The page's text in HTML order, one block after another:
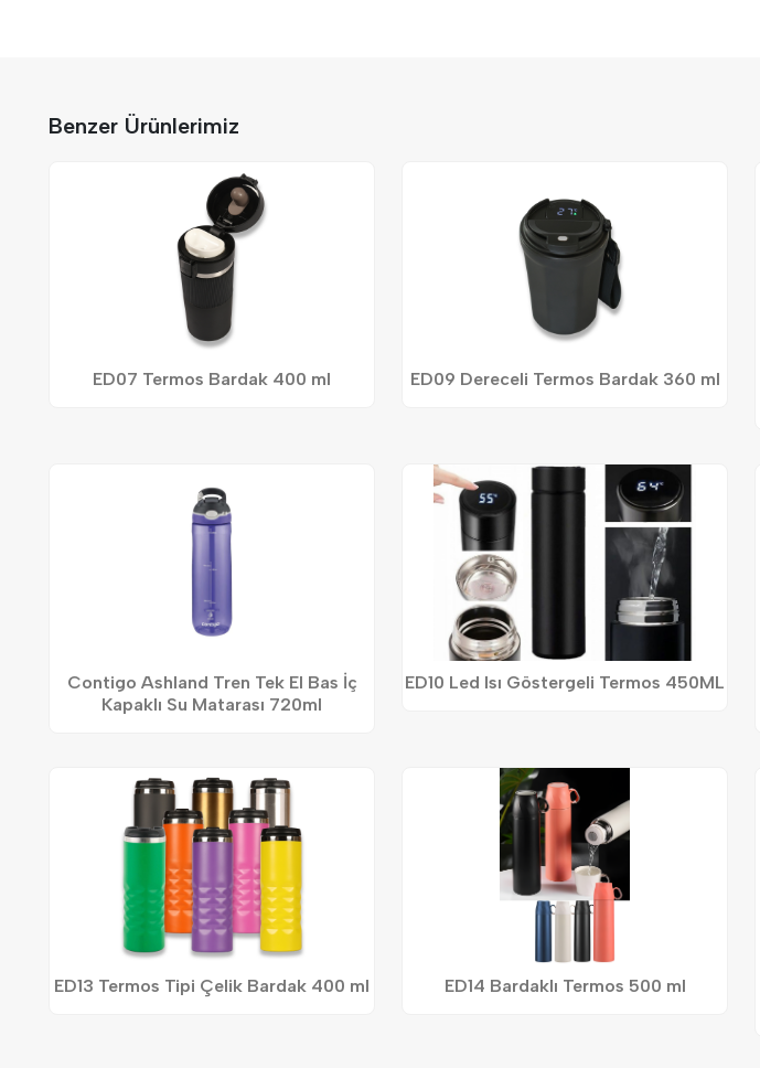
Benzer Ürünlerimiz
ED07 Termos Bardak 400 ml ED09 Dereceli Termos Bardak 360 ml
Contigo Ashland Tren Tek El Bas İç
Kapaklı Su Matarası 720ml
ED10 Led Isı Göstergeli Termos 450ML
ED13 Termos Tipi Çelik Bardak 400 ml ED14 Bardaklı Termos 500 ml